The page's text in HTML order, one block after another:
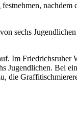
sechs
Im
Jugendlichen. Bei
die